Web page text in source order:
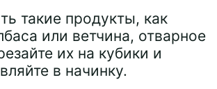
такие продукты, как
или ветчина, отварное
их на кубики и
в начинку.